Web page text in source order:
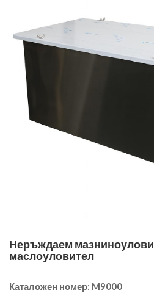
Неръждаем
маслоуловител
Каталожен номер: M9000